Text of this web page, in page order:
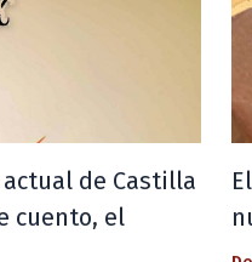
de Castilla
cuento, el